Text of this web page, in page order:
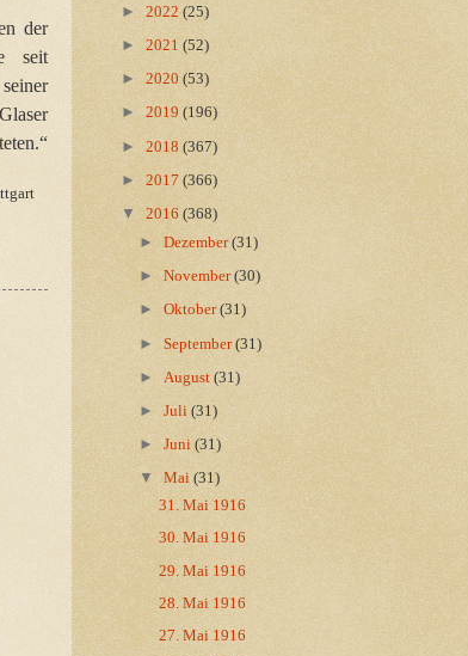
der
seit
► 2022 (25)
► 2021 (52)
► 2020 (53)
► 2019 (196)
► 2018 (367)
► 2017 (366)
▼ 2016 (368)
►Dezember(31)
►November(30)
►Oktober(31)
►September(31)
► August(31)
►Juli(31)
►Juni(31)
▼Mai(31)
31. Mai 1916
30. Mai 1916
29. Mai 1916
28. Mai 1916
27. Mai 1916